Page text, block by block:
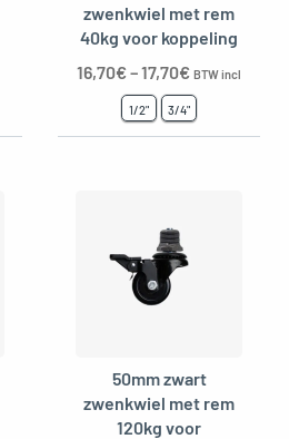
zwenkwiel met rem
40kg voor koppeling
16,70€–17,70€ BTW incl
1/2" 3/4"
50mm zwart
zwenkwiel met rem
120kg voor